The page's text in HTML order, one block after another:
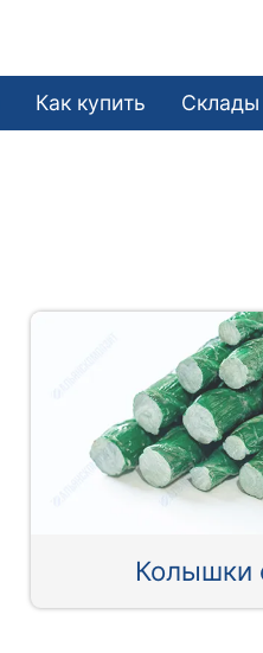
Как купить Склады
Колышки